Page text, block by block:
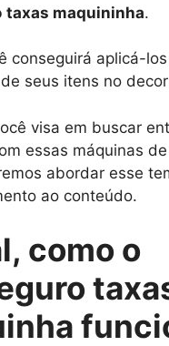
taxas maquininha.
conseguirá aplicá-
seus itens no
visa em buscar
essas máquinas
abordar esse
ao conteúdo.
como o